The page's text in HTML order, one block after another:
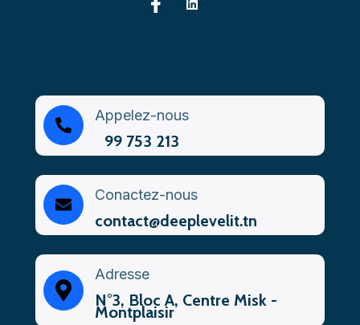
Appelez-nous
99 753 213
Conactez-nous
contact@deeplevelit.tn
Adresse
N°3, Bloc A, Centre Misk -
Montplaisir